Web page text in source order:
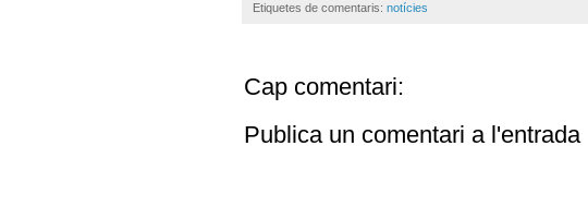
Etiquetes de comentaris: notícies
Cap comentari:
Publica un comentari a l'entrada